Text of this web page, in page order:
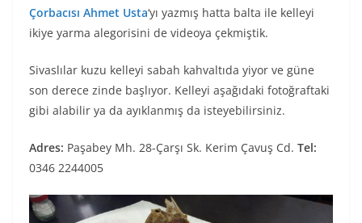
Çorbacısı Ahmet Usta‘yı yazmış hatta balta ile kelleyi
ikiye yarma alegorisini de videoya çekmiştik.
Sivaslılar kuzu kelleyi sabah kahvaltıda yiyor ve güne
son derece zinde başlıyor. Kelleyi aşağıdaki fotoğraftaki
gibi alabilir ya da ayıklanmış da isteyebilirsiniz.
Adres: Paşabey Mh. 28-Çarşı Sk. Kerim Çavuş Cd. Tel:
0346 2244005